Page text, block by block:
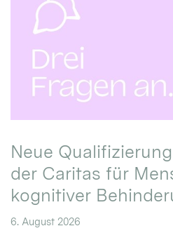
Neue
der Caritas für
kognitiver
6. August 2026